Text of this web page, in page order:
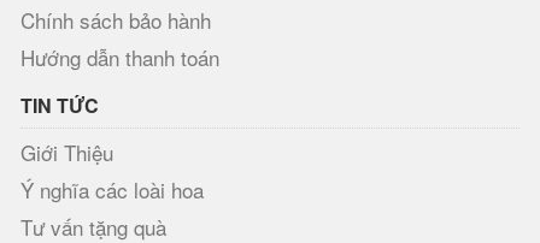
Chính sách bảo hành
Hướng dẫn thanh toán
TIN TỨC
Giới Thiệu
Ý nghĩa các loài hoa
Tư vấn tặng quà